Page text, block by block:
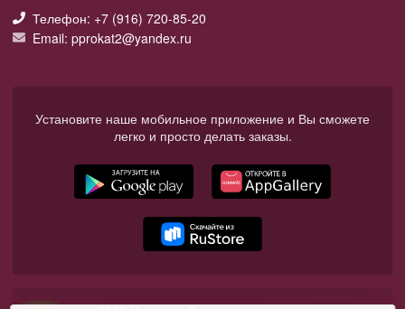
Телефон: +7 (916) 720-85-20
Email: pprokat2@yandex.ru
Установите наше мобильное приложение и Вы сможете
легко и просто делать заказы.